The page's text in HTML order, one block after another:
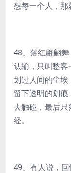
想每一个人，那
48、落红翩翩
认输，只叫愁客
划过人间的尘埃
留下透明的划
去触碰，最后只
经。
49、有人说，